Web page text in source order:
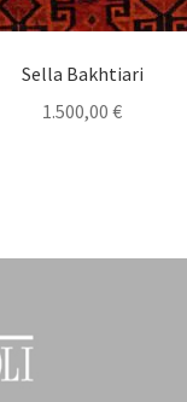
Sella Bakhtiari
1.500,00 €